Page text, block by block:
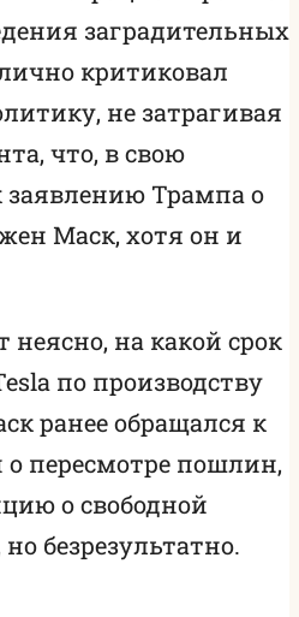
заградительных
критиковал
не затрагивая
что, в свою
заявлению Трампа о
Маск, хотя он и
на какой срок
по производству
ранее обращался к
о пересмотре пошлин,
о свободной
безрезультатно.